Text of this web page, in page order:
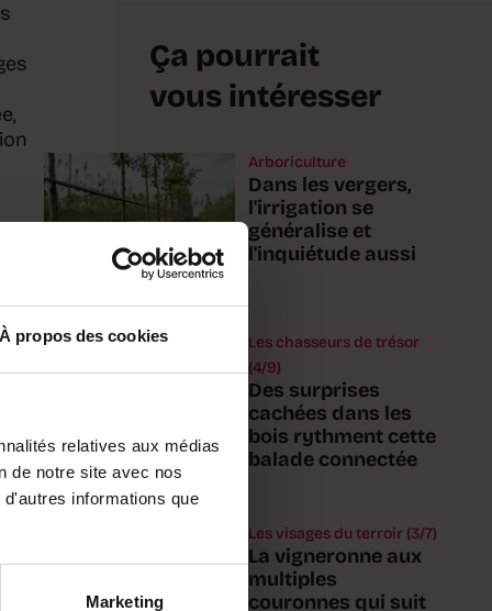
À propos des cookies
relatives aux médias
de notre site avec nos
informations que
Marketing
Ça pourrait
vous intéresser
Arboriculture
Dans les vergers,
l'irrigation se
généralise et
l'inquiétude aussi
Les chasseurs de trésor
(4/9)
Des surprises
cachées dans les
bois rythment cette
balade connectée
Les visages du terroir (3/7)
La vigneronne aux
multiples
couronnes qui suit